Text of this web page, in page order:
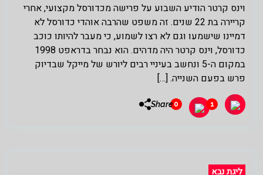
וינס קרטר הודיע השבוע על פרישה מכדורסל מקצועי, אחרי
קריירה בת 22 שנים. זה משפט שהרבה אוהדי כדורסל לא
דמיינו שישמעו וגם לא רצו לשמוע, כי מעבר להיותו כוכב
כדורסל, וינס קרטר היה מדהים. הוא נבחר בדראפט 1998
במקום ה-5 ונחשב בעיניי רבים ליורש של מייקל שבדיוק
פרש בפעם השנייה. […]
1
0
Share
ליגת נבא